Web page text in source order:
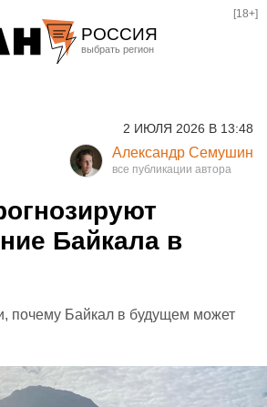
РОССИЯ
Курган
Оренбург
[18+]
2 ИЮЛЯ 2026 В 13:48
Александр Семушин
Байкала в
почему Байкал в будущем может